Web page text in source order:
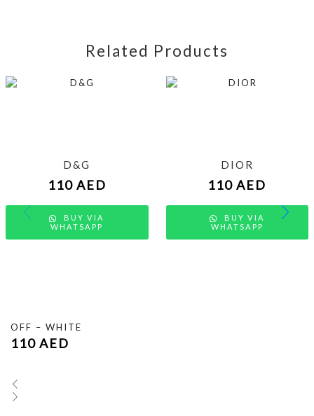
Related Products
D&G
110 AED
BUY VIA
WHATSAPP
DIOR
110AED
BUY VIA
WHATSAPP
OFF – WHITE
110 AED